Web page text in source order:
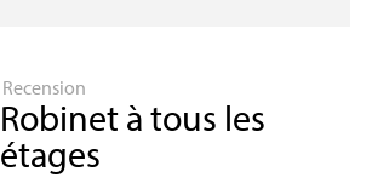
Recension
Robinet à tous les
étages